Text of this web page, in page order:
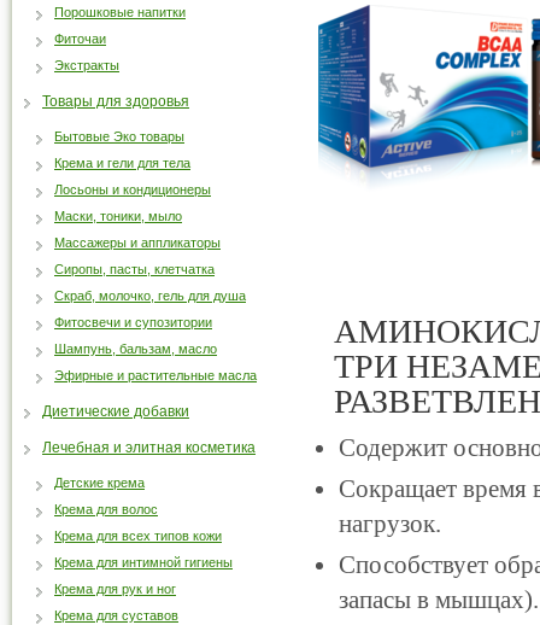
ТРИ
Содержит
Сокращает время
нагрузок.
Способствует
запасы в мышцах).
Порошковые напитки
Фиточаи
Экстракты
Товары для здоровья
Бытовые Эко товары
Крема и гели для тела
Лосьоны и кондиционеры
Маски, тоники, мыло
Массажеры и аппликаторы
Сиропы, пасты, клетчатка
Скраб, молочко, гель для душа
Фитосвечи и супозитории
Шампунь, бальзам, масло
Эфирные и растительные масла
Диетические добавки
Лечебная и элитная косметика
Детские крема
Крема для волос
Крема для всех типов кожи
Крема для интимной гигиены
Крема для рук и ног
Крема для суставов